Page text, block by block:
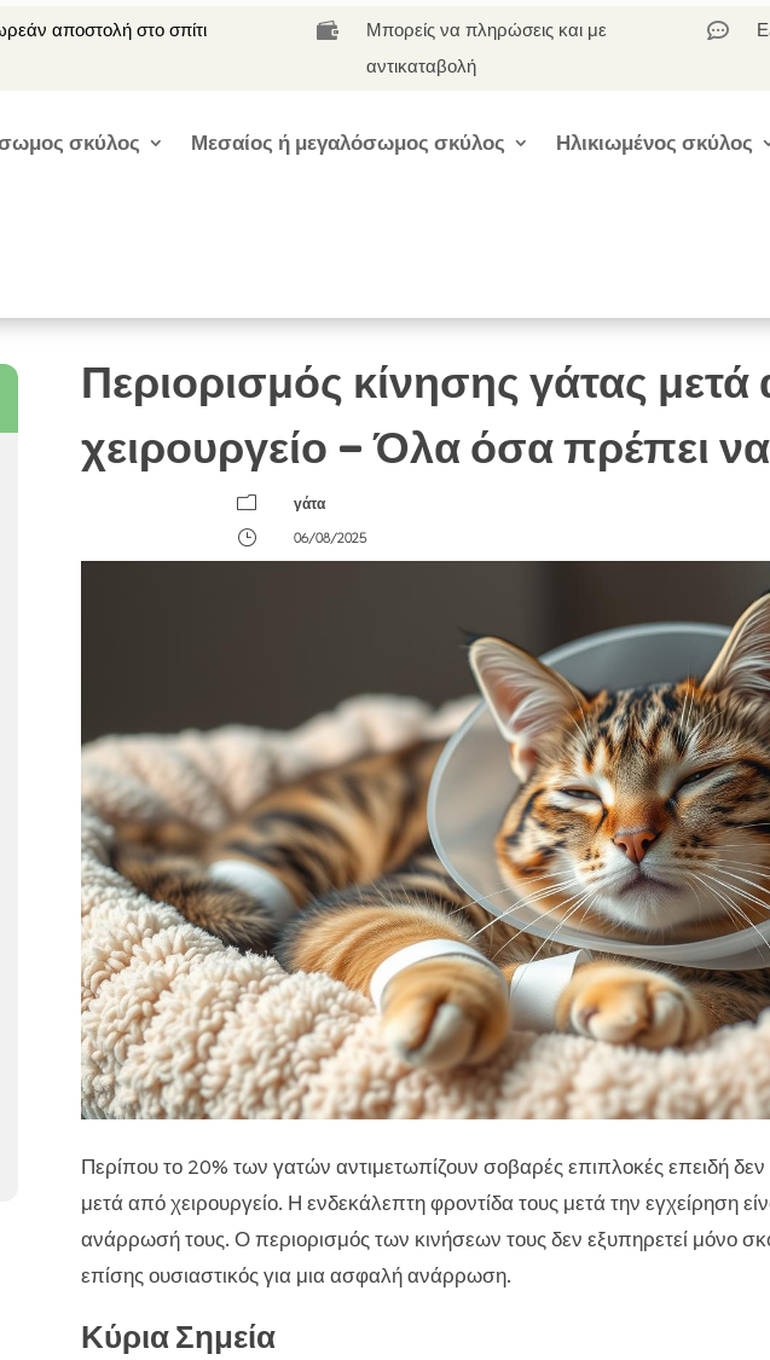
αποστολή στο σπίτι 
Μπορείς να πληρώσεις και με
αντικαταβολή

σκύλος Μεσαίος ή μεγαλόσωμος σκύλος Ηλικιωμένος σκύλος
Περιορισμός κίνησης γάτας
χειρουργείο – Όλα όσα πρέπει να
m
γάτα
}
06/08/2025
Περίπου το 20% των γατών αντιμετωπίζουν σοβαρές επιπλοκές επειδή δεν
μετά από χειρουργείο. Η ενδεκάλεπτη φροντίδα τους μετά την εγχείρηση
ανάρρωσή τους. Ο περιορισμός των κινήσεων τους δεν εξυπηρετεί μόνο
επίσης ουσιαστικός για μια ασφαλή ανάρρωση.
Κύρια Σημεία